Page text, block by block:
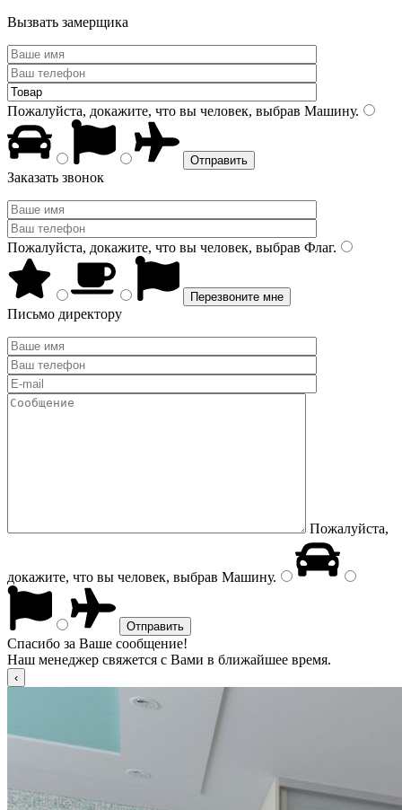
Вызвать замерщика
Пожалуйста, докажите, что вы человек, выбрав Машину.
Заказать звонок
Пожалуйста, докажите, что вы человек, выбрав Флаг.
Письмо директору
Пожалуйста,
докажите, что вы человек, выбрав Машину.
Спасибо за Ваше сообщение!
Наш менеджер свяжется с Вами в ближайшее время.